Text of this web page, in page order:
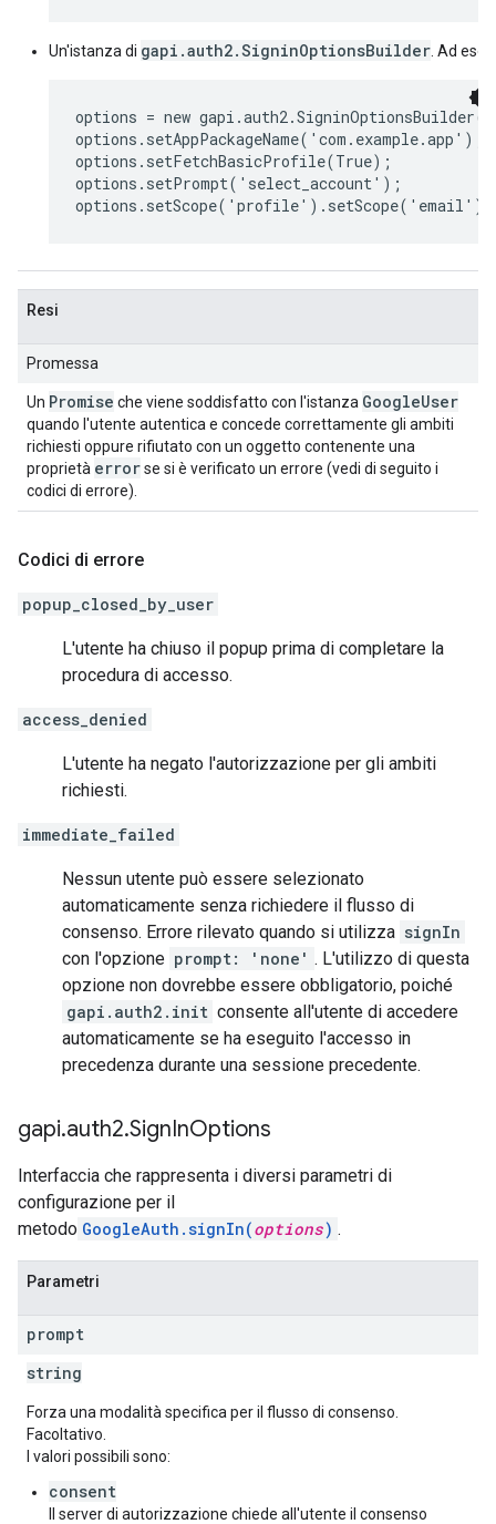
Un'istanza di gapi.auth2.SigninOptionsBuilder . Ad
options = new
options.setAppPackageName('com.example.app');
options.setFetchBasicProfile(True);
options.setPrompt('select_account');
options.setScope('profile').setScope('email');
Resi
Promessa
Un Promise che viene soddisfatto con l'istanza GoogleUser
quando l'utente autentica e concede correttamente gli ambiti
richiesti oppure rifiutato con un oggetto contenente una
proprietà errorse si è verificato un errore (vedi di seguito i
codici di errore).
Codici di errore
popup_closed_by_user
L'utente ha chiuso il popup prima di completare la
procedura di accesso.
access_denied
L'utente ha negato l'autorizzazione per gli ambiti
richiesti.
immediate_failed
Nessun utente può essere selezionato
automaticamente senza richiedere il flusso di
consenso. Errore rilevato quando si utilizza signIn
con l'opzione prompt: 'none' . L'utilizzo di questa
opzione non dovrebbe essere obbligatorio, poiché
gapi.auth2.init consente all'utente di accedere
automaticamente se ha eseguito l'accesso in
precedenza durante una sessione precedente.
gapi.auth2.SignInOptions
Interfaccia che rappresenta i diversi parametri di
configurazione per il
metodo GoogleAuth.signIn(options) .
Parametri
prompt
string
Forza una modalità specifica per il flusso di consenso.
Facoltativo.
I valori possibili sono:
consent
Il server di autorizzazione chiede all'utente il consenso